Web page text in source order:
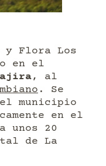
y Flora Los
en el
, al
. Se
municipio
en el
unos 20
de La